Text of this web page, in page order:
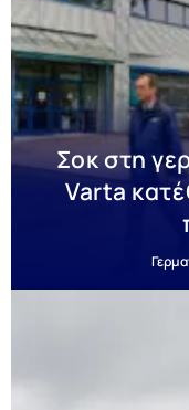
Σοκ στη
Varta